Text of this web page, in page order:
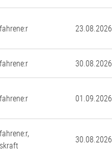
23.08.2026
30.08.2026
01.09.2026
30.08.2026